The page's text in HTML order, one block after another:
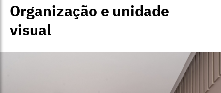
Organização e unidade
visual